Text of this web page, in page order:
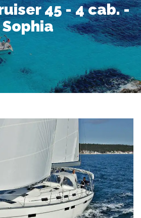
45 - 4 cab. -
Sophia